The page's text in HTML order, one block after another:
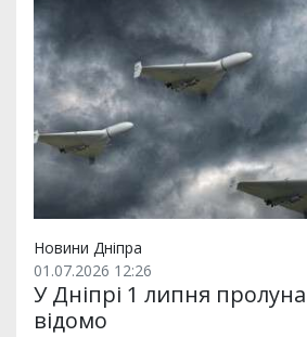
Новини Дніпра
01.07.2026 12:26
У Дніпрі 1 липня
відомо